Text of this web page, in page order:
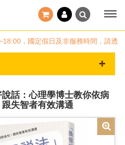
定假日及非服務時間，請透過客
說話：心理學博士教你依病
失智者有效溝通